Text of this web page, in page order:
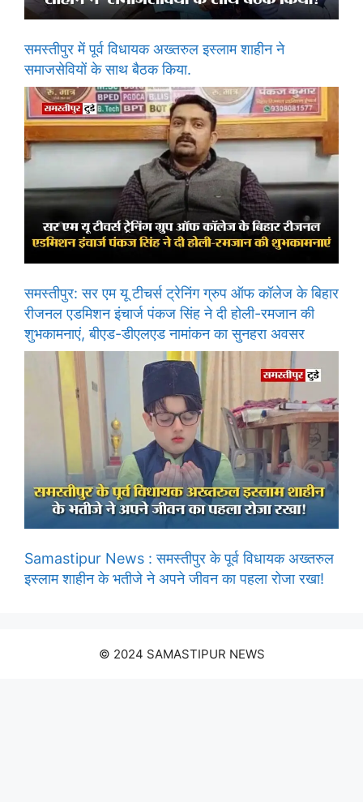
समस्तीपुर में पूर्व विधायक अख्तरुल इस्लाम शाहीन ने
समाजसेवियों के साथ बैठक किया.
समस्तीपुर: सर एम यू टीचर्स ट्रेनिंग ग्रुप ऑफ कॉलेज के बिहार
रीजनल एडमिशन इंचार्ज पंकज सिंह ने दी होली-रमजान की
शुभकामनाएं, बीएड-डीएलएड नामांकन का सुनहरा अवसर
Samastipur News : समस्तीपुर के पूर्व विधायक अख्तरुल
इस्लाम शाहीन के भतीजे ने अपने जीवन का पहला रोजा रखा!
© 2024 SAMASTIPUR NEWS